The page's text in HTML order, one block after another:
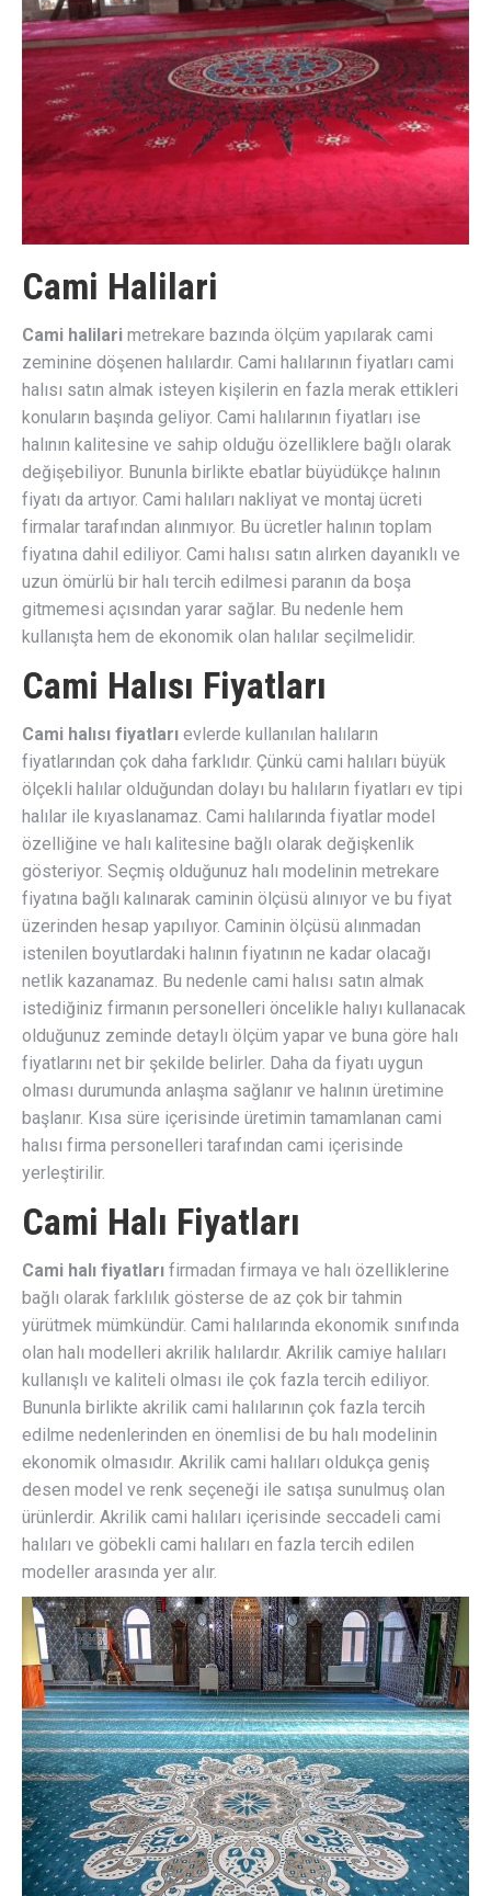
Cami Halilari
Cami halilari metrekare bazında ölçüm yapılarak cami
zeminine döşenen halılardır. Cami halılarının fiyatları cami
halısı satın almak isteyen kişilerin en fazla merak ettikleri
konuların başında geliyor. Cami halılarının fiyatları ise
halının kalitesine ve sahip olduğu özelliklere bağlı olarak
değişebiliyor. Bununla birlikte ebatlar büyüdükçe halının
fiyatı da artıyor. Cami halıları nakliyat ve montaj ücreti
firmalar tarafından alınmıyor. Bu ücretler halının toplam
fiyatına dahil ediliyor. Cami halısı satın alırken dayanıklı ve
uzun ömürlü bir halı tercih edilmesi paranın da boşa
gitmemesi açısından yarar sağlar. Bu nedenle hem
kullanışta hem de ekonomik olan halılar seçilmelidir.
Cami Halısı Fiyatları
Cami halısı fiyatları evlerde kullanılan halıların
fiyatlarından çok daha farklıdır. Çünkü cami halıları büyük
ölçekli halılar olduğundan dolayı bu halıların fiyatları ev tipi
halılar ile kıyaslanamaz. Cami halılarında fiyatlar model
özelliğine ve halı kalitesine bağlı olarak değişkenlik
gösteriyor. Seçmiş olduğunuz halı modelinin metrekare
fiyatına bağlı kalınarak caminin ölçüsü alınıyor ve bu fiyat
üzerinden hesap yapılıyor. Caminin ölçüsü alınmadan
istenilen boyutlardaki halının fiyatının ne kadar olacağı
netlik kazanamaz. Bu nedenle cami halısı satın almak
istediğiniz firmanın personelleri öncelikle halıyı kullanacak
olduğunuz zeminde detaylı ölçüm yapar ve buna göre halı
fiyatlarını net bir şekilde belirler. Daha da fiyatı uygun
olması durumunda anlaşma sağlanır ve halının üretimine
başlanır. Kısa süre içerisinde üretimin tamamlanan cami
halısı firma personelleri tarafından cami içerisinde
yerleştirilir.
Cami Halı Fiyatları
Cami halı fiyatları firmadan firmaya ve halı özelliklerine
bağlı olarak farklılık gösterse de az çok bir tahmin
yürütmek mümkündür. Cami halılarında ekonomik sınıfında
olan halı modelleri akrilik halılardır. Akrilik camiye halıları
kullanışlı ve kaliteli olması ile çok fazla tercih ediliyor.
Bununla birlikte akrilik cami halılarının çok fazla tercih
edilme nedenlerinden en önemlisi de bu halı modelinin
ekonomik olmasıdır. Akrilik cami halıları oldukça geniş
desen model ve renk seçeneği ile satışa sunulmuş olan
ürünlerdir. Akrilik cami halıları içerisinde seccadeli cami
halıları ve göbekli cami halıları en fazla tercih edilen
modeller arasında yer alır.